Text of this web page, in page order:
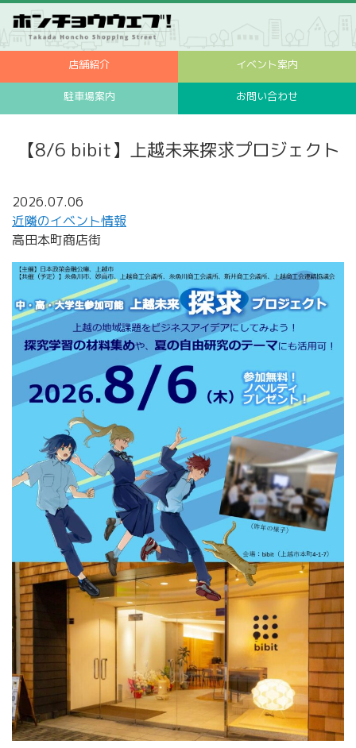
店舗紹介 イベント案内
駐車場案内 お問い合わせ
【8/6 bibit】上越未来探求プロジェクト
2026.07.06
近隣のイベント情報
高田本町商店街